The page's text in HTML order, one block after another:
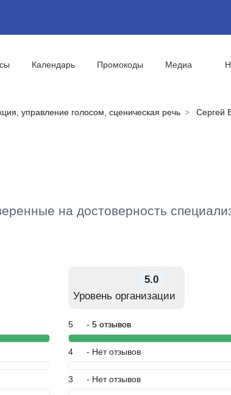
Календарь Промокоды Медиа
управление голосом, сценическая речь Сергей
на достоверность
5.0
Уровень организации
5 - 5 отзывов
4 - Нет отзывов
3 - Нет отзывов